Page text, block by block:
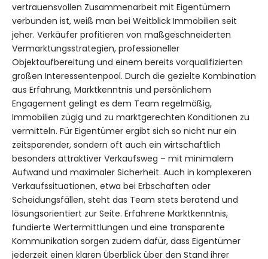
vertrauensvollen Zusammenarbeit mit Eigentümern
verbunden ist, weiß man bei Weitblick Immobilien seit
jeher. Verkäufer profitieren von maßgeschneiderten
Vermarktungsstrategien, professioneller
Objektaufbereitung und einem bereits vorqualifizierten
großen Interessentenpool. Durch die gezielte Kombination
aus Erfahrung, Marktkenntnis und persönlichem
Engagement gelingt es dem Team regelmäßig,
Immobilien zügig und zu marktgerechten Konditionen zu
vermitteln. Für Eigentümer ergibt sich so nicht nur ein
zeitsparender, sondern oft auch ein wirtschaftlich
besonders attraktiver Verkaufsweg – mit minimalem
Aufwand und maximaler Sicherheit. Auch in komplexeren
Verkaufssituationen, etwa bei Erbschaften oder
Scheidungsfällen, steht das Team stets beratend und
lösungsorientiert zur Seite. Erfahrene Marktkenntnis,
fundierte Wertermittlungen und eine transparente
Kommunikation sorgen zudem dafür, dass Eigentümer
jederzeit einen klaren Überblick über den Stand ihrer